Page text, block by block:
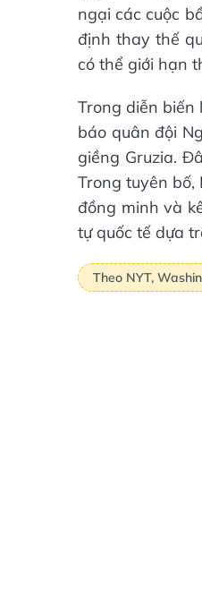
ngại các cuộc
định thay thế
có thể giới hạn
Trong diễn biến
báo quân đội
giềng Gruzia.
Trong tuyên bố,
đồng minh và
tự quốc tế dựa
Theo NYT,